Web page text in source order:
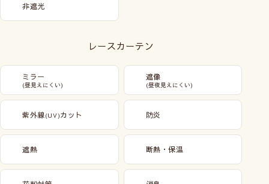
非遮光
レースカーテン
ミラー
(昼見えにくい)
遮像
(昼夜見えにくい)
紫外線(UV)カット 防炎
遮熱 断熱・保温